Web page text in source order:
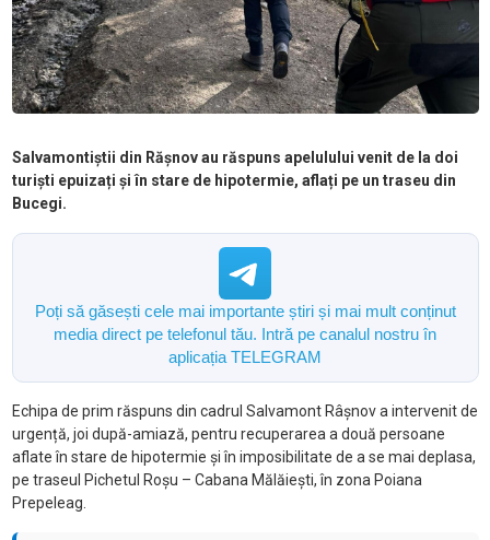
Salvamontiștii din Rășnov au răspuns apelulului venit de la doi
turiști epuizați și în stare de hipotermie, aflați pe un traseu din
Bucegi.
Poți să găsești cele mai importante știri și mai mult conținut
media direct pe telefonul tău. Intră pe canalul nostru în
aplicația TELEGRAM
Echipa de prim răspuns din cadrul Salvamont Râșnov a intervenit de
urgență, joi după-amiază, pentru recuperarea a două persoane
aflate în stare de hipotermie și în imposibilitate de a se mai deplasa,
pe traseul Pichetul Roșu – Cabana Mălăiești, în zona Poiana
Prepeleag.